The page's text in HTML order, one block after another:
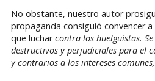
No obstante, nuestro autor
propaganda consiguió convencer
que lucharcontra los huelguistas.
destructivos y perjudiciales para el
y contrarios a los intereses